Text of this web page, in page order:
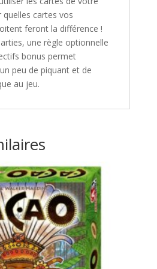
cartes vos
feront la différence !
une règle optionnelle
bonus permet
peu de piquant et de
au jeu.